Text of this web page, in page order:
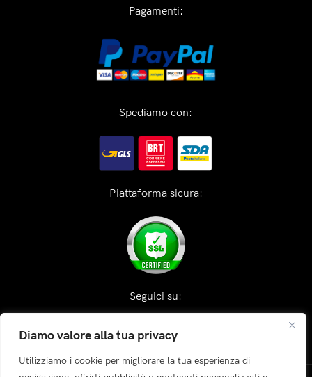
Diamo valore alla tua privacy
Utilizziamo i cookie per migliorare la tua esperienza di
Pagamenti:
Spediamo con:
Piattaforma sicura:
Seguici su: